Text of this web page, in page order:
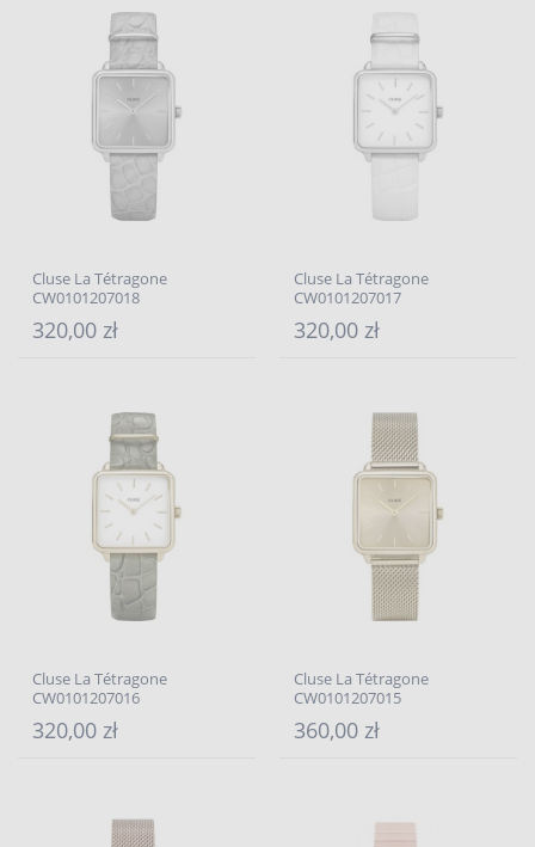
Cluse La Tétragone
CW0101207018
320,00 zł
Cluse La Tétragone
CW0101207017
320,00 zł
Cluse La Tétragone
CW0101207016
320,00 zł
Cluse La Tétragone
CW0101207015
360,00 zł